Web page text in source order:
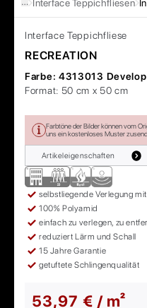
Interface Teppichfliesen
Interface Teppichfliese
RECREATION
Farbe: 4313013 Develop
Format: 50 cm x 50 cm
Farbtöne der Bilder können vom
uns ein kostenloses Muster
Artikeleigenschaften
selbstliegende Verlegung
100% Polyamid
einfach zu verlegen, zu
reduziert Lärm und Schall
15 Jahre Garantie
getuftete Schlingenqualität
53,97 € / m²